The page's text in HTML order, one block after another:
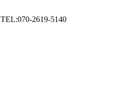
2619-5140